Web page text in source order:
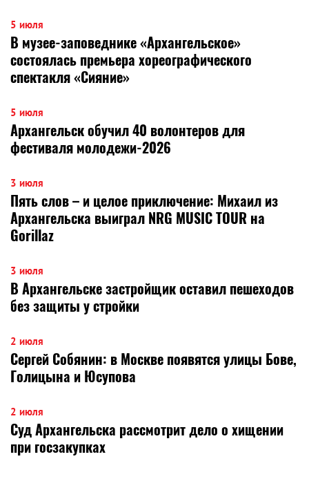
5 июля
В музее-заповеднике «Архангельское»
состоялась премьера хореографического
спектакля «Сияние»
5 июля
Архангельск обучил 40 волонтеров для
фестиваля молодежи-2026
3 июля
Пять слов – и целое приключение: Михаил из
Архангельска выиграл NRG MUSIC TOUR на
Gorillaz
3 июля
В Архангельске застройщик оставил пешеходов
без защиты у стройки
2 июля
Сергей Собянин: в Москве появятся улицы Бове,
Голицына и Юсупова
2 июля
Суд Архангельска рассмотрит дело о хищении
при госзакупках